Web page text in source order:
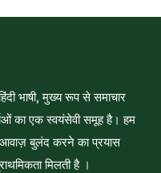
भाषी, मुख्य रूप से समाचार
का एक स्वयंसेवी समूह है। हम
बुलंद करने का प्रयास
मिलती है ।